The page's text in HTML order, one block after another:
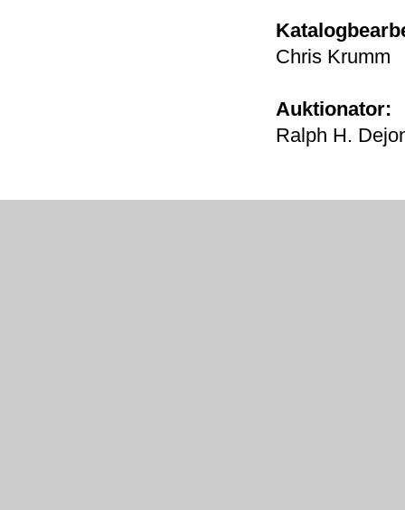
Chris Krumm
Auktionator:
Ralph H.